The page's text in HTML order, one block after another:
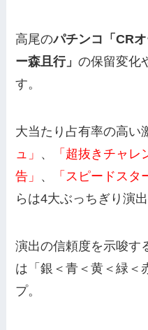
高尾のパチンコ「CR
ー森且行」の保留変化
す。
大当たり占有率の高い
ュ」 、 「超抜きチャレ
告」 、 「スピードスタ
らは4大ぶっちぎり演
演出の信頼度を示唆す
は「銀＜青＜黄＜緑＜
プ。